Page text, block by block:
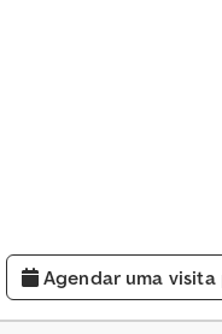
Agendar uma